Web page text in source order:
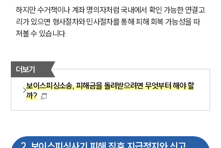
하지만 수거책이나 계좌 명의자처럼 국내에서 확인 가능한 연결고
리가 있으면 형사절차와 민사절차를 통해 피해 회복 가능성을 따
져볼 수 있습니다.
더보기
보이스피싱소송, 피해금을 돌려받으려면 무엇부터 해야 할
까?